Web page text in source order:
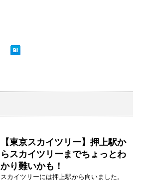
【東京スカイツリー】押上駅か
らスカイツリーまでちょっとわ
かり難いかも！
スカイツリーには押上駅から向いました。